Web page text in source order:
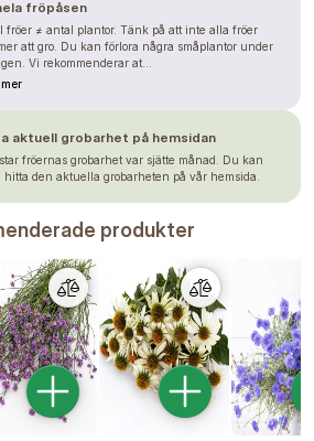
fröpåsen
fröer ≠ antal plantor. Tänk på att inte alla fröer
att gro. Du kan förlora några småplantor under
Vi rekommenderar at...
aktuell grobarhet på hemsidan
fröernas grobarhet var sjätte månad. Du kan
hitta den aktuella grobarheten på vår hemsida.
produkter